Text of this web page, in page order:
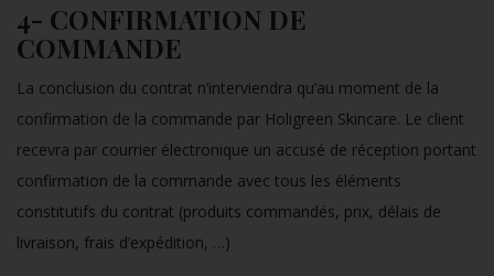
4- CONFIRMATION DE
COMMANDE
La conclusion du contrat n’interviendra qu’au moment de la
confirmation de la commande par Holigreen Skincare. Le client
recevra par courrier électronique un accusé de réception portant
confirmation de la commande avec tous les éléments
constitutifs du contrat (produits commandés, prix, délais de
livraison, frais d’expédition, …)